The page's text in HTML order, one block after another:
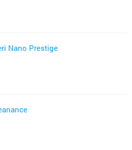
Nano Prestige